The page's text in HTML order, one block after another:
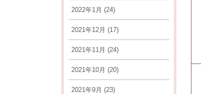
2022年1月 (24)
2021年12月 (17)
2021年11月 (24)
2021年10月 (20)
2021年9月 (23)